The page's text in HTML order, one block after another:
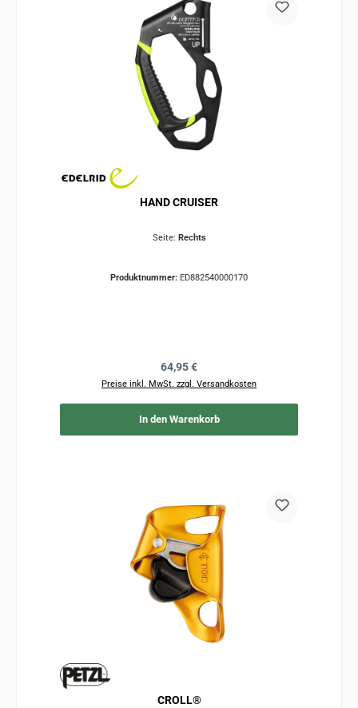
HAND CRUISER
Seite: Rechts
Produktnummer: ED882540000170
Regulärer Preis:
64,95 €
Preise inkl. MwSt. zzgl. Versandkosten
In den Warenkorb
CROLL®